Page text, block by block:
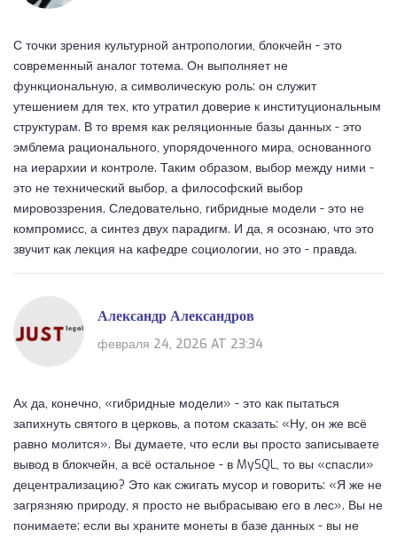
С точки зрения культурной антропологии, блокчейн - это
современный аналог тотема. Он выполняет не
функциональную, а символическую роль: он служит
утешением для тех, кто утратил доверие к институциональным
структурам. В то время как реляционные базы данных - это
эмблема рационального, упорядоченного мира, основанного
на иерархии и контроле. Таким образом, выбор между ними -
это не технический выбор, а философский выбор
мировоззрения. Следовательно, гибридные модели - это не
компромисс, а синтез двух парадигм. И да, я осознаю, что это
звучит как лекция на кафедре социологии, но это - правда.
Александр Александров
февраля 24, 2026 AT 23:34
Ах да, конечно, «гибридные модели» - это как пытаться
запихнуть святого в церковь, а потом сказать: «Ну, он же всё
равно молится». Вы думаете, что если вы просто записываете
вывод в блокчейн, а всё остальное - в MySQL, то вы «спасли»
децентрализацию? Это как сжигать мусор и говорить: «Я же не
загрязняю природу, я просто не выбрасываю его в лес». Вы не
понимаете: если вы храните монеты в базе данных - вы не